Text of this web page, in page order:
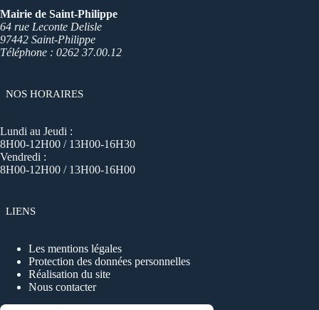
Mairie de Saint-Philippe
64 rue Leconte Delisle
97442 Saint-Philippe
Téléphone : 0262 37.00.12
NOS HORAIRES
Lundi au Jeudi :
8H00-12H00 / 13H00-16H30
Vendredi :
8H00-12H00 / 13H00-16H00
LIENS
Les mentions légales
Protection des données personnelles
Réalisation du site
Nous contacter